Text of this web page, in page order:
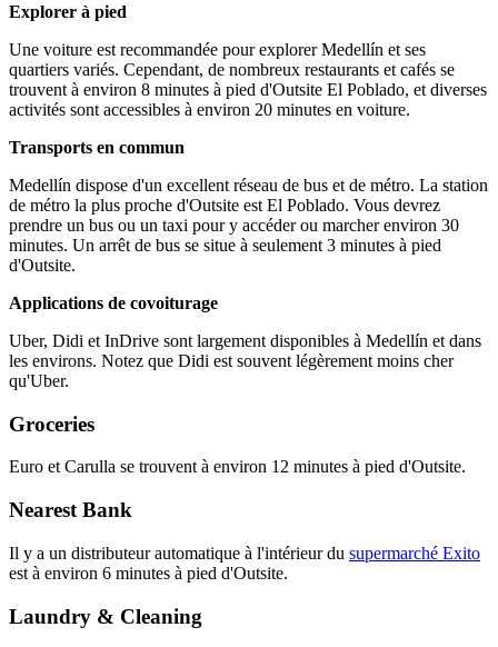
Explorer à pied
Une voiture est recommandée pour explorer Medellín et ses
quartiers variés. Cependant, de nombreux restaurants et cafés se
trouvent à environ 8 minutes à pied d'Outsite El Poblado, et diverses
activités sont accessibles à environ 20 minutes en voiture.
Transports en commun
Medellín dispose d'un excellent réseau de bus et de métro. La station
de métro la plus proche d'Outsite est El Poblado. Vous devrez
prendre un bus ou un taxi pour y accéder ou marcher environ 30
minutes. Un arrêt de bus se situe à seulement 3 minutes à pied
d'Outsite.
Applications de covoiturage
Uber, Didi et InDrive sont largement disponibles à Medellín et dans
les environs. Notez que Didi est souvent légèrement moins cher
qu'Uber.
Groceries
Euro et Carulla se trouvent à environ 12 minutes à pied d'Outsite.
Nearest Bank
Il y a un distributeur automatique à l'intérieur du supermarché Exito
est à environ 6 minutes à pied d'Outsite.
Laundry & Cleaning